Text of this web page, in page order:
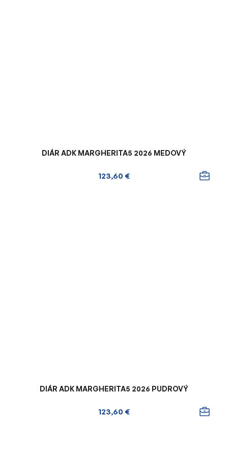
DIÁR ADK MARGHERITA5 2026 MEDOVÝ
123,60 €
DIÁR ADK MARGHERITA5 2026 PUDROVÝ
123,60 €